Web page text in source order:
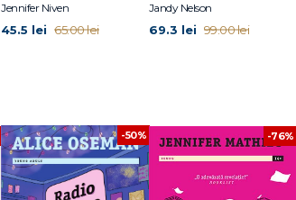
Jennifer Niven
45.5 lei 65.00 lei
Jandy Nelson
69.3 lei 99.00 lei
-50% -76%